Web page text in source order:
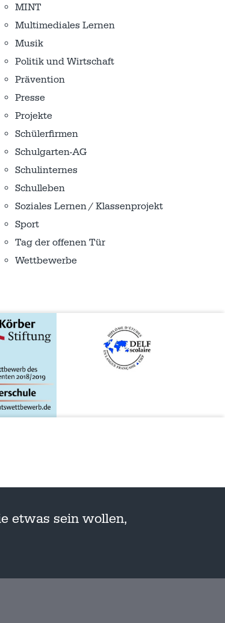
MINT
Multimediales Lernen
Musik
Politik und Wirtschaft
Prävention
Presse
Projekte
Schülerfirmen
Schulgarten-AG
Schulinternes
Schulleben
Soziales Lernen / Klassenprojekt
Sport
Tag der offenen Tür
Wettbewerbe
etwas sein wollen,